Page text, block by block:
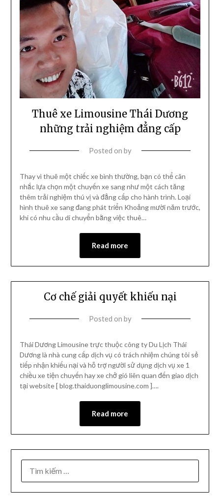
Thuê xe Limousine Thái Dương
những trải nghiệm đẳng cấp
Posted on by
Thay vì thuê một chiếc xe bình thường, bạn có thể cân
nhắc lựa chọn một chuyến xe sang như một cách tăng
thêm trải nghiệm thú vị và đẳng cấp cho hành trình. Loại
hình thuê xe sang đang phát triển Khoảng mười năm trước,
khi có nhu cầu di chuyển bằng việc thuê…
Read more
Cơ chế giải quyết khiếu nại
Posted on by
Thái Dương Limousine trực thuộc công ty Du Lịch Thái
Dương là nhà cung cấp dịch vụ có trách nhiệm chúng tôi sẻ
tiếp nhận khiếu nại và hỗ trợ người sử dụng dịch vụ xe 1
chiều xe tiện chuyến hay xe chở gió liên quan đến giao dịch
tại website [ blog.thaiduonglimousine.com ]….
Read more